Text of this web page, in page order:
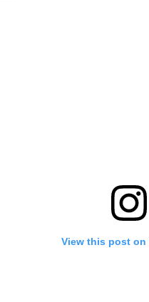
View this post on